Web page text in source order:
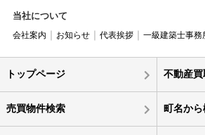
当社について
会社案内 お知らせ 代表挨拶 一級建築士事務
トップページ 不動産
売買物件検索 町名から